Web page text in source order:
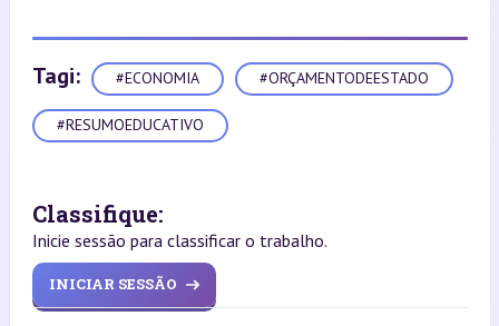
Tagi: #ECONOMIA #ORÇAMENTODEESTADO
#RESUMOEDUCATIVO
Classifique:
Inicie sessão para classificar o trabalho.
INICIAR SESSÃO